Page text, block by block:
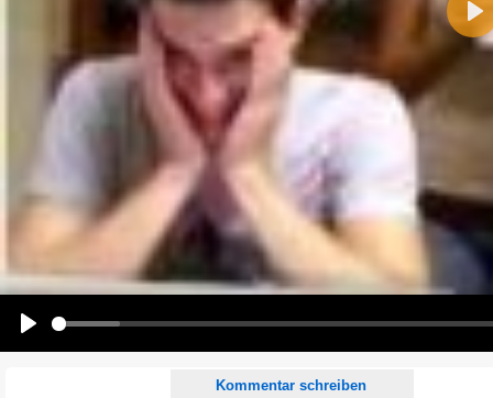
Kommentar schreiben
Alle HTML-Tags außer <br>, <strike> und <i> werden aus Deinem Kommentar entfernt.
URLs werden automatisch umgewandelt. Bitte verwende "www." oder "http://" in URLs
Ich möchte eine E-Mail, wenn auf dieser Seite weitere Kommentare erscheinen.